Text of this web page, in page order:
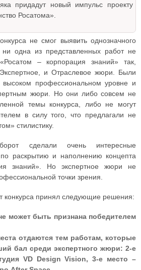
придадут новый импульс проекту
Росатома».
не смог выявить однозначного
ни одна из представленных работ не
– корпорация знаний» так,
и Отраслевое жюри. Были
профессиональном уровне и
жюри. Но они либо совсем не
темы конкурса, либо не могут
в силу того, что предлагали не
стилистику.
сделали очень интересные
раскрытию и наполнению концепта
знаний». Но экспертное жюри не
точки зрения.
конкурса принял следующие решения:
может быть признана победителем
отдаются тем работам, которые
бал среди экспертного жюри: 2-е
VD Design Vision, 3-е место –